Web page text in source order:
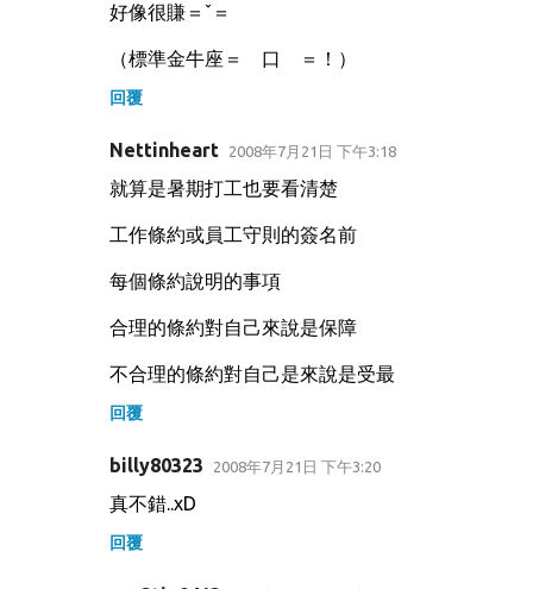
好像很賺＝ˇ＝
（標準金牛座＝ 口 ＝！）
回覆
Nettinheart 2008年7月21日 下午3:18
就算是暑期打工也要看清楚
工作條約或員工守則的簽名前
每個條約說明的事項
合理的條約對自己來說是保障
不合理的條約對自己是來說是受最
回覆
billy80323 2008年7月21日 下午3:20
真不錯..xD
回覆